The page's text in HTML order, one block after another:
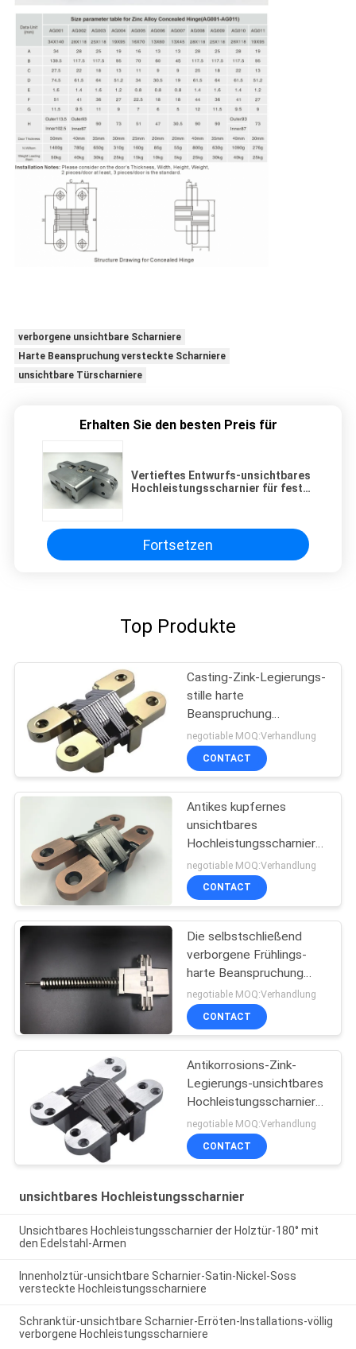
verborgene unsichtbare Scharniere
Harte Beanspruchung versteckte Scharniere
unsichtbare Türscharniere
Erhalten Sie den besten Preis für
Vertieftes Entwurfs-unsichtbares
Hochleistungsscharnier für feste
Fortsetzen
Top Produkte
Casting-Zink-Legierungs-
stille harte
Beanspruchung
versteckte Scharniere
für helle Innenholztür
negotiable MOQ:Verhandlung
CONTACT
Antikes kupfernes
unsichtbares
Hochleistungsscharnier
für 30mm starke
Innenholztür
negotiable MOQ:Verhandlung
CONTACT
Die selbstschließend
verborgene Frühlings-
harte Beanspruchung
lagert 180 Grad
verstecktes Scharnier
schwenkbar
negotiable MOQ:Verhandlung
CONTACT
Antikorrosions-Zink-
Legierungs-unsichtbares
Hochleistungsscharnier
für Landhaus-Tür-
Einstiegstür
negotiable MOQ:Verhandlung
CONTACT
unsichtbares Hochleistungsscharnier
Unsichtbares Hochleistungsscharnier der Holztür-180° mit
den Edelstahl-Armen
Innenholztür-unsichtbare Scharnier-Satin-Nickel-Soss
versteckte Hochleistungsscharniere
Schranktür-unsichtbare Scharnier-Erröten-Installations-völlig
verborgene Hochleistungsscharniere